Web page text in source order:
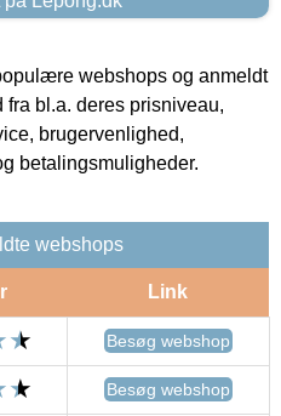
webshops og anmeldt
fra bl.a. deres prisniveau,
brugervenlighed,
betalingsmuligheder.
webshops
Link
Besøg webshop
Besøg webshop